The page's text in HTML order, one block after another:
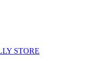
STORE